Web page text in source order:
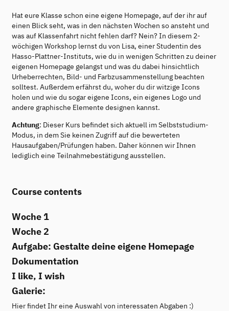
Hat eure Klasse schon eine eigene Homepage, auf der ihr auf
einen Blick seht, was in den nächsten Wochen so ansteht und
was auf Klassenfahrt nicht fehlen darf? Nein? In diesem 2-
wöchigen Workshop lernst du von Lisa, einer Studentin des
Hasso-Plattner-Instituts, wie du in wenigen Schritten zu deiner
eigenen Homepage gelangst und was du dabei hinsichtlich
Urheberrechten, Bild- und Farbzusammenstellung beachten
solltest. Außerdem erfährst du, woher du dir witzige Icons
holen und wie du sogar eigene Icons, ein eigenes Logo und
andere graphische Elemente designen kannst.
Achtung: Dieser Kurs befindet sich aktuell im Selbststudium-
Modus, in dem Sie keinen Zugriff auf die bewerteten
Hausaufgaben/Prüfungen haben. Daher können wir Ihnen
lediglich eine Teilnahmebestätigung ausstellen.
Course contents
Woche 1
Woche 2
Aufgabe: Gestalte deine eigene Homepage
Dokumentation
I like, I wish
Galerie:
Hier findet Ihr eine Auswahl von interessaten Abgaben :)